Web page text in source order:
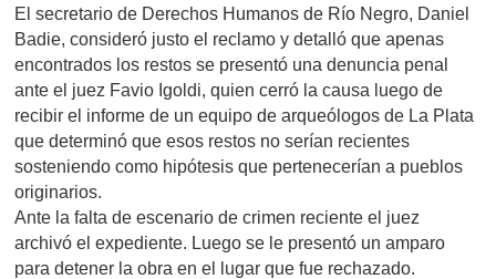
El secretario de Derechos Humanos de Río Negro, Daniel
Badie, consideró justo el reclamo y detalló que apenas
encontrados los restos se presentó una denuncia penal
ante el juez Favio Igoldi, quien cerró la causa luego de
recibir el informe de un equipo de arqueólogos de La Plata
que determinó que esos restos no serían recientes
sosteniendo como hipótesis que pertenecerían a pueblos
originarios.
Ante la falta de escenario de crimen reciente el juez
archivó el expediente. Luego se le presentó un amparo
para detener la obra en el lugar que fue rechazado.